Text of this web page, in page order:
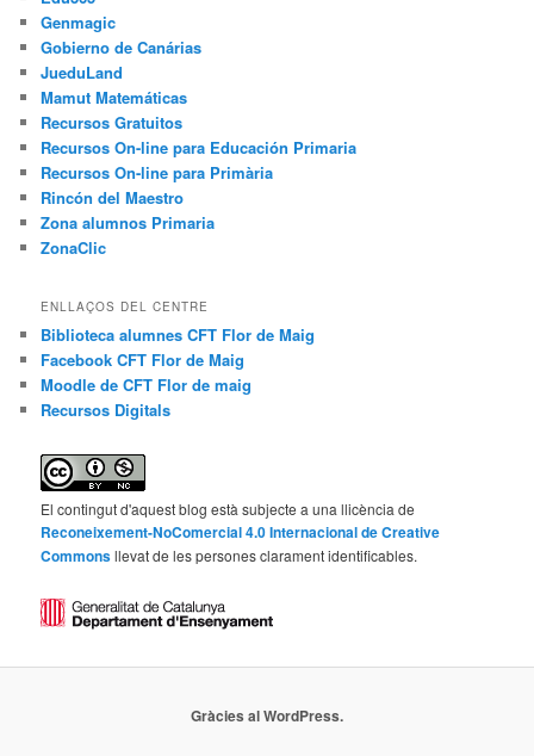
Genmagic
Gobierno de Canárias
JueduLand
Mamut Matemáticas
Recursos Gratuitos
Recursos On-line para Educación Primaria
Recursos On-line para Primària
Rincón del Maestro
Zona alumnos Primaria
ZonaClic
ENLLAÇOS DEL CENTRE
Biblioteca alumnes CFT Flor de Maig
Facebook CFT Flor de Maig
Moodle de CFT Flor de maig
Recursos Digitals
El contingut d'aquest blog està subjecte a una llicència de
Reconeixement-NoComercial 4.0 Internacional de Creative
Commonsllevat de les persones clarament identificables.
Gràcies al WordPress.